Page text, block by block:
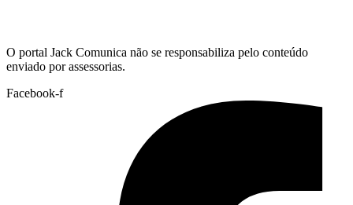
O portal Jack Comunica não se responsabiliza pelo conteúdo
enviado por assessorias.
Facebook-f